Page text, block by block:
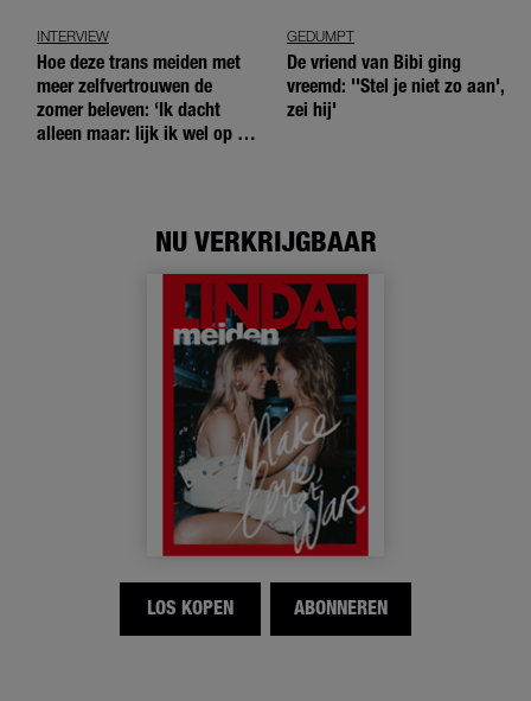
INTERVIEW
Hoe deze trans meiden met
meer zelfvertrouwen de
zomer beleven: ‘Ik dacht
alleen maar: lijk ik wel op de
GEDUMPT
De vriend van Bibi ging
vreemd: ''Stel je niet zo aan',
zei hij'
NU VERKRIJGBAAR
LOS KOPEN ABONNEREN